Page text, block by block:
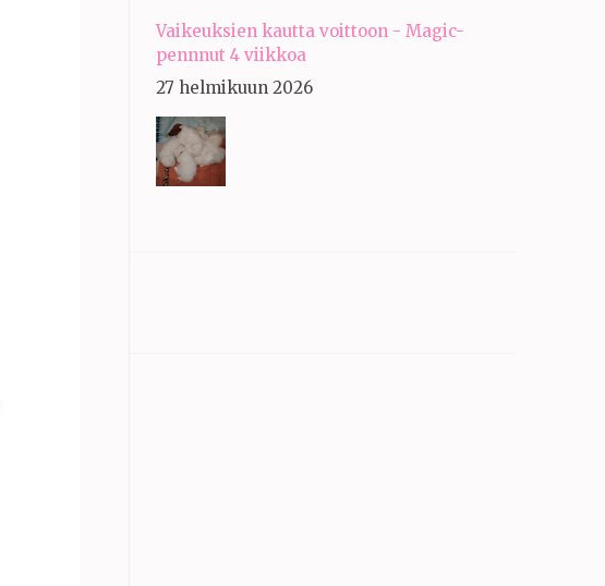
Vaikeuksien kautta voittoon - Magic-
pennnut 4 viikkoa
27 helmikuun 2026